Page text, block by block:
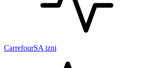
CarrefourSA izni